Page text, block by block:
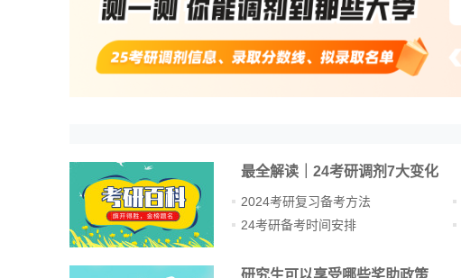
最全解读｜24考研调剂7大变化
2024考研复习备考方法
24考研备考时间安排
研究生可以享受哪些奖助政策